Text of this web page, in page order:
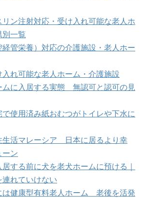
ン注射対応・受け入れ可能な老人ホ
一覧
管栄養）対応の介護施設・老人ホー
入れ可能な老人ホーム・介護施設
ムに入居する実態 無認可と認可の見
使用済み紙おむつがトイレや下水に
生活マレーシア 日本に居るより幸
ン
する前に犬を老犬ホームに預ける｜
れていけない
は健康型有料老人ホーム 老後を活発